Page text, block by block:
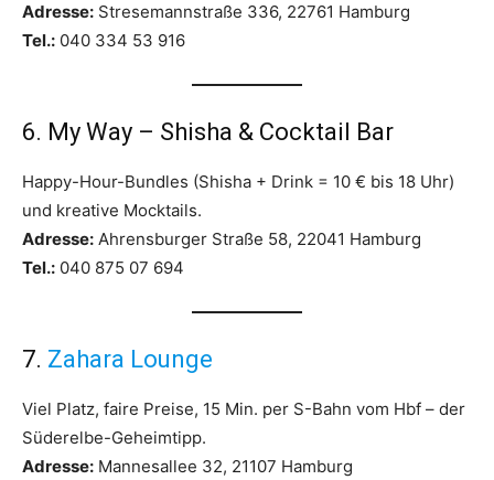
Adresse: Stresemannstraße 336, 22761 Hamburg
Tel.: 040 334 53 916
6. My Way – Shisha & Cocktail Bar
Happy-Hour-Bundles (Shisha + Drink = 10 € bis 18 Uhr)
und kreative Mocktails.
Adresse: Ahrensburger Straße 58, 22041 Hamburg
Tel.: 040 875 07 694
7. Zahara Lounge
Viel Platz, faire Preise, 15 Min. per S-Bahn vom Hbf – der
Süderelbe-Geheimtipp.
Adresse: Mannesallee 32, 21107 Hamburg